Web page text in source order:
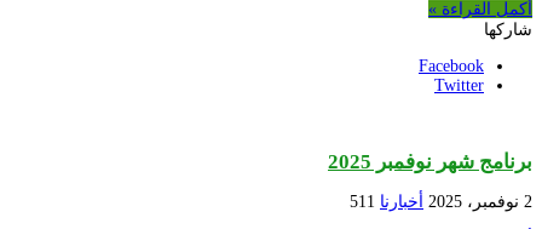
أكمل القراءة »
شاركها
Facebook
Twitter
برنامج شهر نوفمبر 2025
2 نوفمبر، 2025 أخبارنا 511